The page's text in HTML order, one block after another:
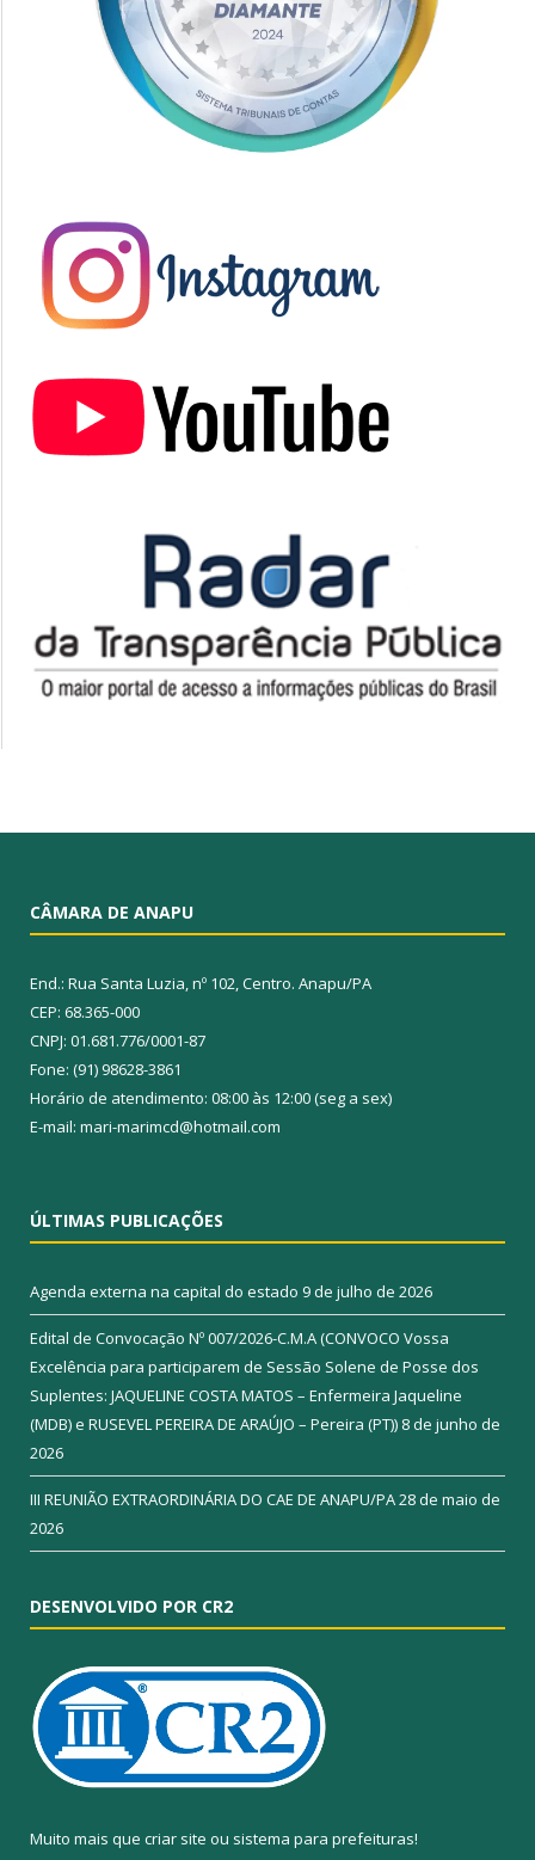
CÂMARA DE ANAPU
End.: Rua Santa Luzia, nº 102, Centro. Anapu/PA
CEP: 68.365-000
CNPJ: 01.681.776/0001-87
Fone: (91) 98628-3861
Horário de atendimento: 08:00 às 12:00 (seg a sex)
E-mail: mari-marimcd@hotmail.com
ÚLTIMAS PUBLICAÇÕES
Agenda externa na capital do estado 9 de julho de 2026
Edital de Convocação Nº 007/2026-C.M.A (CONVOCO Vossa
Excelência para participarem de Sessão Solene de Posse dos
Suplentes: JAQUELINE COSTA MATOS – Enfermeira Jaqueline
(MDB) e RUSEVEL PEREIRA DE ARAÚJO – Pereira (PT)) 8 de junho de
2026
III REUNIÃO EXTRAORDINÁRIA DO CAE DE ANAPU/PA28 de maio de
2026
DESENVOLVIDO POR CR2
Muito mais que criar site ou sistema para prefeituras!